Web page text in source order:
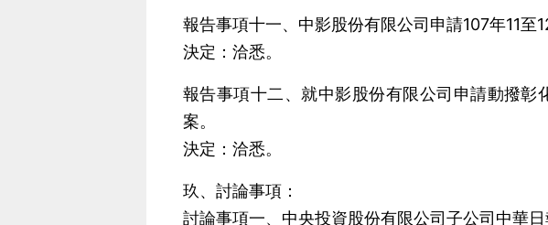
報告事項十一、中影股份有限公司申請107年11至
決定：洽悉。
報告事項十二、就中影股份有限公司申請動撥
案。
決定：洽悉。
玖、討論事項：
討論事項一、中央投資股份有限公司子公司中華